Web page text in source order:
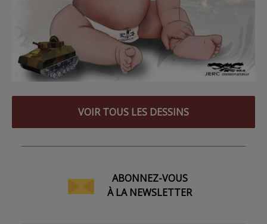
VOIR TOUS LES DESSINS
ABONNEZ-VOUS
À LA NEWSLETTER